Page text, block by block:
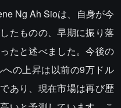
Ng Ah Sioは、自身が今
たものの、早期に振り落
たと述べました。今後の
の上昇は以前の9万ドル
あり、現在市場は再び歴